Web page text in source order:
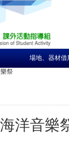
場地、器材借
祭
洋音樂